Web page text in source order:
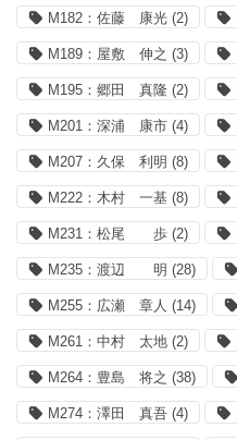
M182：佐藤 康光 (2)
M189：屋敷 伸之 (3)
M195：郷田 真隆 (2)
M201：深浦 康市 (4)
M207：久保 利明 (8)
M222：木村 一基 (8)
M231：松尾 歩 (2)
M235：渡辺 明 (28)
M255：広瀬 章人 (14)
M261：中村 太地 (2)
M264：豊島 将之 (38)
M274：澤田 真吾 (4)